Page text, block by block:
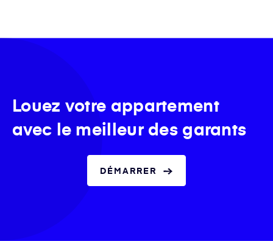
Louez votre appartement
avec le meilleur des garants
DÉMARRER